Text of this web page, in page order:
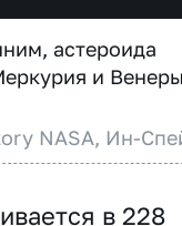
астероида
и
NASA, Ин-
в 228